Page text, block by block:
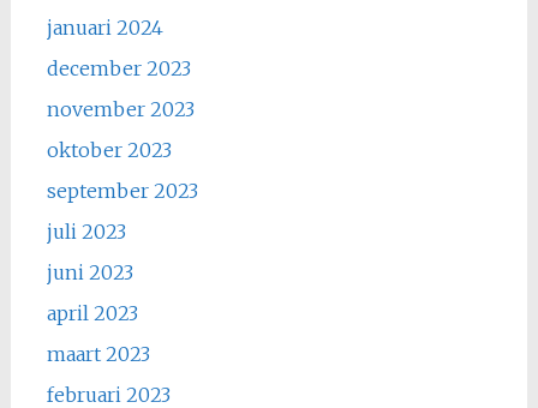
januari 2024
december 2023
november 2023
oktober 2023
september 2023
juli 2023
juni 2023
april 2023
maart 2023
februari 2023